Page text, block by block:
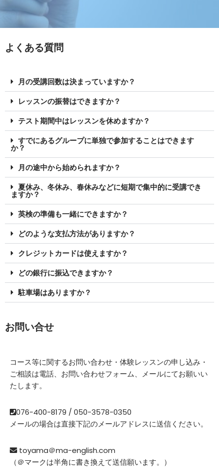
よくある質問
月の受講回数は決まっていますか？
レッスンの振替はできますか？
テスト期間中はレッスンを休めますか？
すでにあるグループに単独で参加することはできます
か？
月の途中から始められますか？
夏休み、冬休み、春休みなどに短期で集中的に受講でき
ますか？
英検の準備も一緒にできますか？
どのような支払方法がありますか？
クレジットカードは使えますか？
どの銀行に振込できますか？
駐車場はありますか？
お問い合せ
コース等に関するお問い合わせ・体験レッスンの申し込み・
ご相談は電話、お問い合わせフォーム、メールにてお願いい
たします。
076-400-8179 / 050-3578-0350
メールの場合は直接下記のメールアドレスに送信ください。
toyama＠ma-english.com
（＠マークは半角に書き換えて送信願います。）